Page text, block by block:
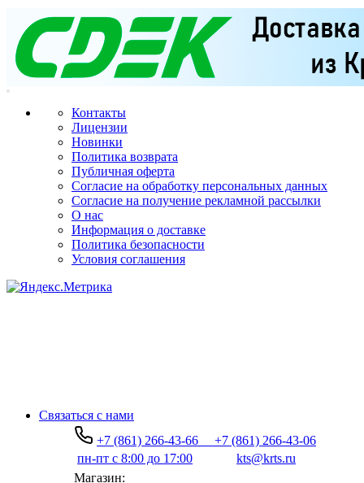
Контакты
Лицензии
Новинки
Политика возврата
Публичная оферта
Согласие на обработку персональных данных
Согласие на получение рекламной рассылки
О нас
Информация о доставке
Политика безопасности
Условия соглашения
Связаться с нами
+7 (861) 266-43-66
+7 (861) 266-43-06
пн-пт с 8:00 до 17:00
kts@krts.ru
Магазин: